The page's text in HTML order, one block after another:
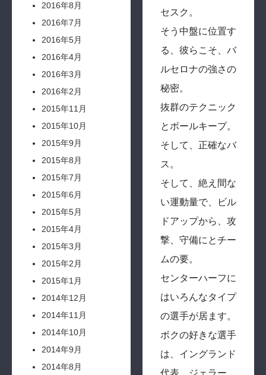
2016年8月
2016年7月
2016年5月
2016年4月
2016年3月
2016年2月
2015年11月
2015年10月
2015年9月
2015年8月
2015年7月
2015年6月
2015年5月
2015年4月
2015年3月
2015年2月
2015年1月
2014年12月
2014年11月
2014年10月
2014年9月
2014年8月
セスク。
そう中盤に位置す
る、彼らこそ、バ
ルセロナの強さの
秘密。
抜群のテクニック
とボールキープ。
そして、正確なバ
ス。
そして、絶え間な
い運動量で、ビル
ドアップから、攻
撃、守備にとチー
ムの要。
センターハーフに
はいろんなタイプ
の選手が居ます。
ボクの好きな選手
は、イングランド
代表、ジェラー